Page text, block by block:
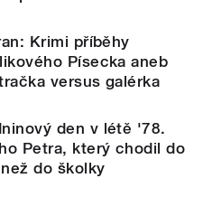
Krimi příběhy
Písecka aneb
versus galérka
den v létě '78.
Petra, který chodil do
do školky